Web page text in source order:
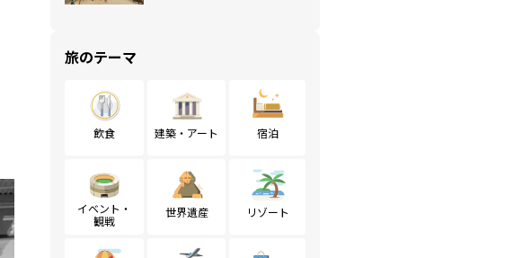
旅のテーマ
飲食 建築・アート 宿泊
イベント・
観戦
世界遺産 リゾート